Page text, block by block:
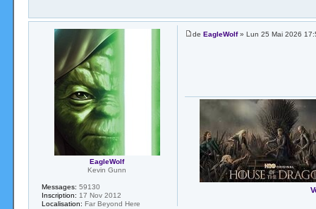
de EagleWolf» Lun 25 Mai 2026
EagleWolf
Kevin Gunn
Messages: 59130
Inscription: 17 Nov 2012
Localisation: Far Beyond Here